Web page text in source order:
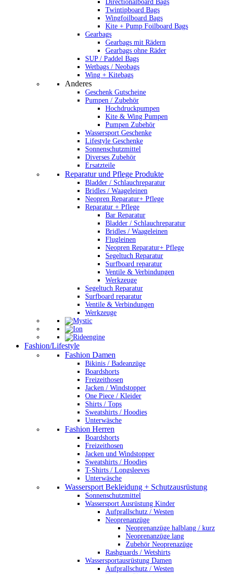
Directionalboard Bags
Twintipboard Bags
Wingfoilboard Bags
Kite + Pump Foilboard Bags
Gearbags
Gearbags mit Rädern
Gearbags ohne Räder
SUP / Paddel Bags
Wetbags / Neobags
Wing + Kitebags
Anderes
Geschenk Gutscheine
Pumpen / Zubehör
Hochdruckpumpen
Kite & Wing Pumpen
Pumpen Zubehör
Wassersport Geschenke
Lifestyle Geschenke
Sonnenschutzmittel
Diverses Zubehör
Ersatzteile
Reparatur und Pflege Produkte
Bladder / Schlauchreparatur
Bridles / Waageleinen
Neopren Reparatur+ Pflege
Reparatur + Pflege
Bar Reparatur
Bladder / Schlauchreparatur
Bridles / Waageleinen
Flugleinen
Neopren Reparatur+ Pflege
Segeltuch Reparatur
Surfboard reparatur
Ventile & Verbindungen
Werkzeuge
Segeltuch Reparatur
Surfboard reparatur
Ventile & Verbindungen
Werkzeuge
Fashion/Lifestyle
Fashion Damen
Bikinis / Badeanzüge
Boardshorts
Freizeithosen
Jacken / Windstopper
One Piece / Kleider
Shirts / Tops
Sweatshirts / Hoodies
Unterwäsche
Fashion Herren
Boardshorts
Freizeithosen
Jacken und Windstopper
Sweatshirts / Hoodies
T-Shirts / Longsleeves
Unterwäsche
Wassersport Bekleidung + Schutzausrüstung
Sonnenschutzmittel
Wassersport Ausrüstung Kinder
Aufprallschutz / Westen
Neoprenanzüge
Neoprenanzüge halblang / kurz
Neoprenanzüge lang
Zubehör Neoprenazüge
Rashguards / Wetshirts
Wassersportausrüstung Damen
Aufprallschutz / Westen